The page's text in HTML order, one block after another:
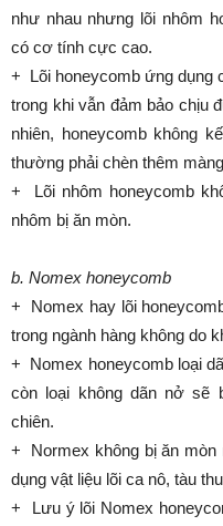
như nhau nhưng lõi nhôm
có cơ tính cực cao.
+ Lõi honeycomb ứng dụng
trong khi vẫn đảm bảo chịu
nhiên, honeycomb không
thường phải chèn thêm
+ Lõi nhôm honeycomb
nhôm bị ăn mòn.
b. Nomex honeycomb
+ Nomex hay lõi
trong ngành hàng không do
+ Nomex honeycomb loại
còn loại không dãn nở sẽ
chiên.
+ Normex không bị ăn mòn
dụng vật liệu lõi ca nô, tàu
+ Lưu ý lõi Nomex